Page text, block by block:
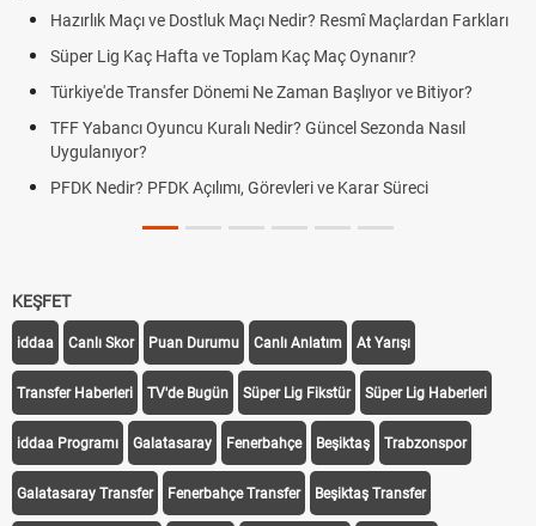
Hazırlık Maçı ve Dostluk Maçı Nedir? Resmî Maçlardan Farkları
Süper Lig Kaç Hafta ve Toplam Kaç Maç Oynanır?
Türkiye'de Transfer Dönemi Ne Zaman Başlıyor ve Bitiyor?
TFF Yabancı Oyuncu Kuralı Nedir? Güncel Sezonda Nasıl
Uygulanıyor?
PFDK Nedir? PFDK Açılımı, Görevleri ve Karar Süreci
KEŞFET
iddaa Canlı Skor Puan Durumu Canlı Anlatım At Yarışı
Transfer Haberleri TV'de Bugün Süper Lig Fikstür Süper Lig Haberleri
iddaa Programı Galatasaray Fenerbahçe Beşiktaş Trabzonspor
Galatasaray Transfer Fenerbahçe Transfer Beşiktaş Transfer